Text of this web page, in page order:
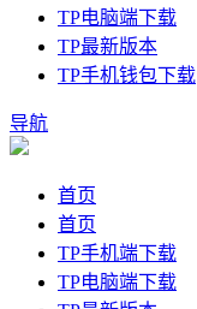
TP电脑端下载
TP最新版本
TP手机钱包下载
导航
首页
首页
TP手机端下载
TP电脑端下载